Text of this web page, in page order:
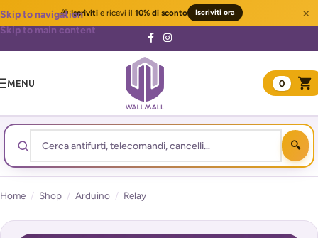
🎁Iscrivitie ricevi il 10% di sconto Iscriviti ora ×
Skip to navigation
Skip to main content
MENU 0
Home / Shop / Arduino / Relay